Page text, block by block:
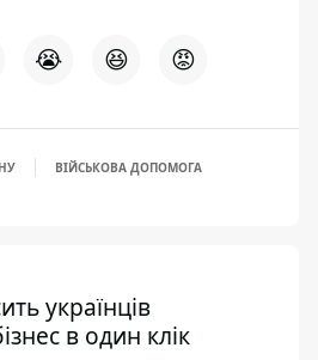
😭 😆 😡
ВІЙСЬКОВА ДОПОМОГА
українців
в один клік